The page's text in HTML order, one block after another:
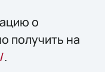
о
получить на
.